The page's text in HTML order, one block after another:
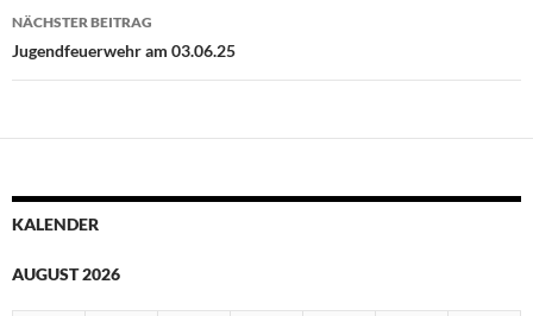
NÄCHSTER BEITRAG
Jugendfeuerwehr am 03.06.25
KALENDER
AUGUST 2026